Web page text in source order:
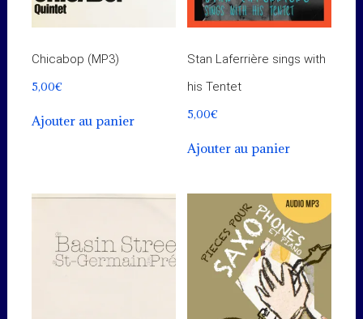
Chicabop (MP3)
5,00€
Ajouter au panier
Stan Laferrière sings with
his Tentet
5,00€
Ajouter au panier